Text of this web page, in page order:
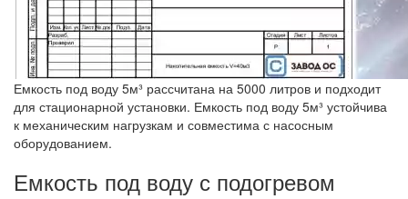
Емкость под воду 5м³ рассчитана на 5000 литров и подходит
для стационарной установки. Емкость под воду 5м³ устойчива
к механическим нагрузкам и совместима с насосным
оборудованием.
Емкость под воду с подогревом